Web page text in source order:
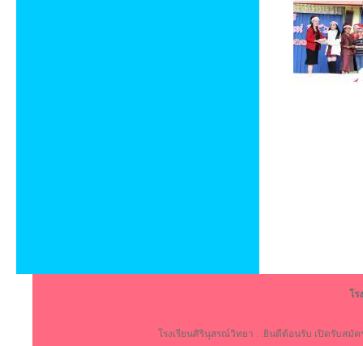
โร
โรงเรียนศิรินุสรณ์วิทยา . .ยินดีต้อนรับ เปิดรับสมั